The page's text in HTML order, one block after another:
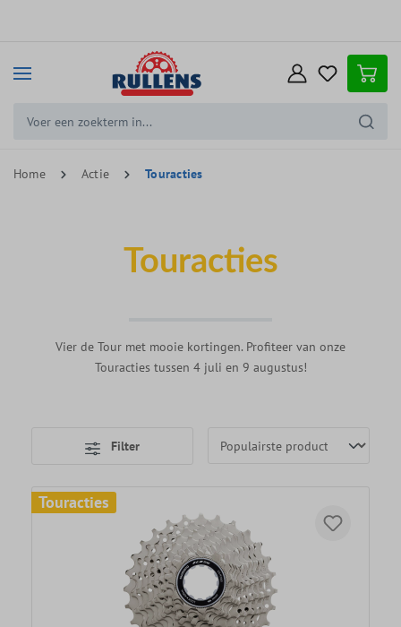
Home Actie Touracties
Touracties
Vier de Tour met mooie kortingen. Profiteer van onze
Touracties tussen 4 juli en 9 augustus!
Filter
Touracties